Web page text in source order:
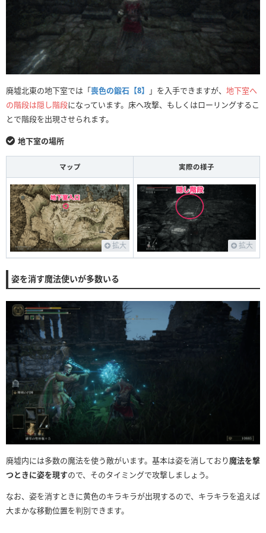
廃墟北東の地下室では「喪色の鍛石【8】 」を入手できますが、 地下室へ
の階段は隠し階段になっています。床へ攻撃、もしくはローリングするこ
とで階段を出現させられます。
地下室の場所
マップ 実際の様子
拡大 拡大
姿を消す魔法使いが多数いる
廃墟内には多数の魔法を使う敵がいます。基本は姿を消しており魔法を撃
つときに姿を現すので、そのタイミングで攻撃しましょう。
なお、姿を消すときに黄色のキラキラが出現するので、キラキラを追えば
大まかな移動位置を判別できます。